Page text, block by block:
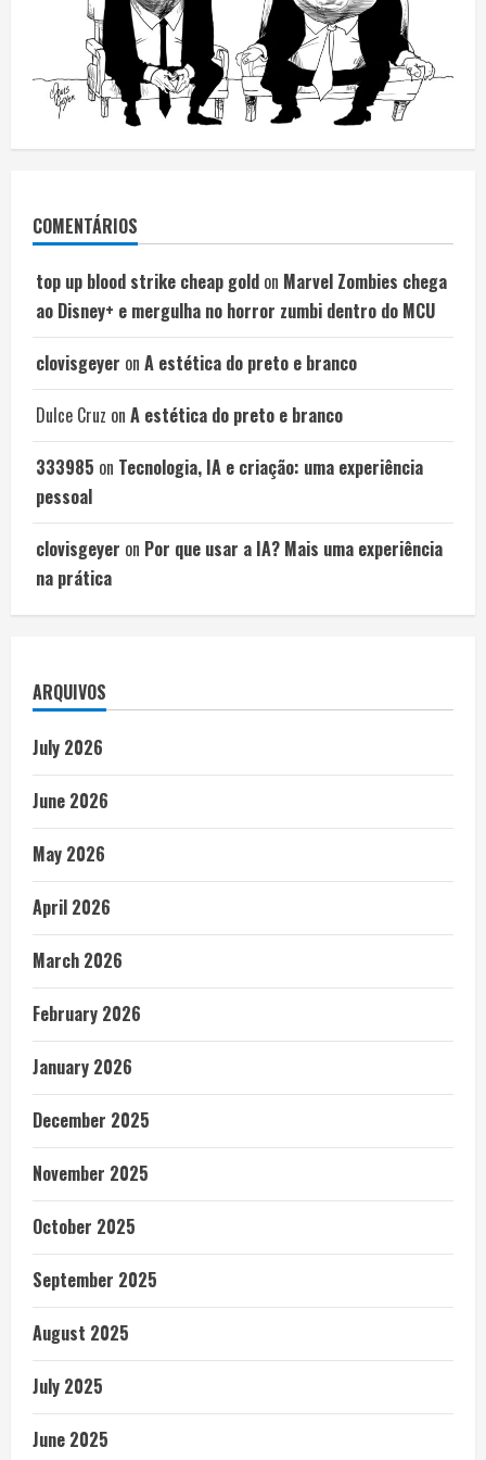
COMENTÁRIOS
top up blood strike cheap gold on Marvel Zombies chega
ao Disney+ e mergulha no horror zumbi dentro do MCU
clovisgeyer on A estética do preto e branco
Dulce Cruz on A estética do preto e branco
333985 on Tecnologia, IA e criação: uma experiência
pessoal
clovisgeyer on Por que usar a IA? Mais uma experiência
na prática
ARQUIVOS
July 2026
June 2026
May 2026
April 2026
March 2026
February 2026
January 2026
December 2025
November 2025
October 2025
September 2025
August 2025
July 2025
June 2025